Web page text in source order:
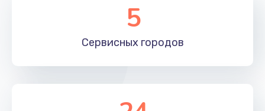
Замена помпы
3000 руб.
Заказать
5
Сервисных городов